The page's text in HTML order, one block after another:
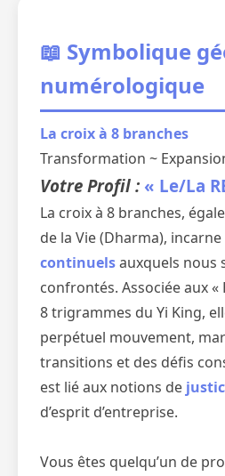
📖 Symbolique
numérologique
La croix à 8 branches
Transformation ~
Votre Profil : « Le/La
La croix à 8 branches,
de la Vie (Dharma), incarne
continuelsauxquels nous
confrontés. Associée aux «
8 trigrammes du Yi King,
perpétuel mouvement,
transitions et des défis
est lié aux notions de
d’esprit d’entreprise.
Vous êtes quelqu’un de